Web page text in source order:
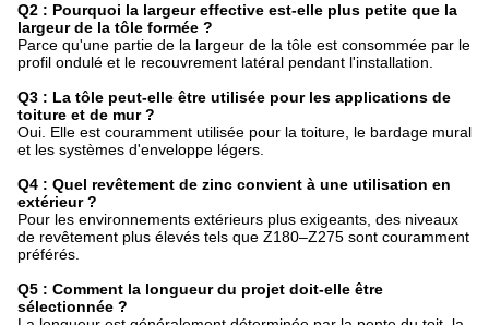
Q2 : Pourquoi la largeur effective est-elle plus petite que la
largeur de la tôle formée ?
Parce qu'une partie de la largeur de la tôle est consommée par le
profil ondulé et le recouvrement latéral pendant l'installation.
Q3 : La tôle peut-elle être utilisée pour les applications de
toiture et de mur ?
Oui. Elle est couramment utilisée pour la toiture, le bardage mural
et les systèmes d'enveloppe légers.
Q4 : Quel revêtement de zinc convient à une utilisation en
extérieur ?
Pour les environnements extérieurs plus exigeants, des niveaux
de revêtement plus élevés tels que Z180–Z275 sont couramment
préférés.
Q5 : Comment la longueur du projet doit-elle être
sélectionnée ?